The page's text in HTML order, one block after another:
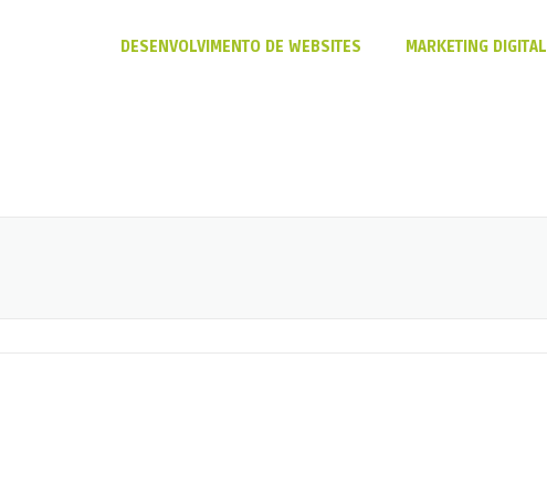
DESENVOLVIMENTO DE WEBSITES MARKETING DIGITAL